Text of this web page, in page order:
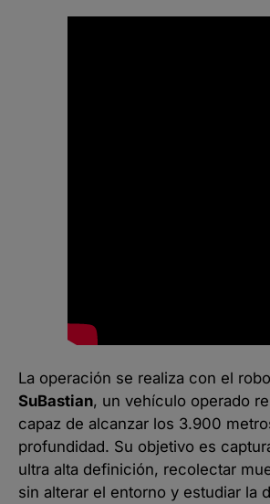
La operación se realiza con el
SuBastian, un vehículo operado
capaz de alcanzar los 3.900
profundidad. Su objetivo es
ultra alta definición, recolectar
sin alterar el entorno y estudiar la